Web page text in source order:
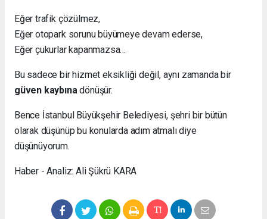
Eğer trafik çözülmez,
Eğer otopark sorunu büyümeye devam ederse,
Eğer çukurlar kapanmazsa…
Bu sadece bir hizmet eksikliği değil, aynı zamanda bir
güven kaybına dönüşür.
Bence İstanbul Büyükşehir Belediyesi, şehri bir bütün
olarak düşünüp bu konularda adım atmalı diye
düşünüyorum.
Haber - Analiz: Ali Şükrü KARA